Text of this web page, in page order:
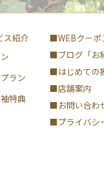
ス紹介
ラン
特典
■WEBクーポ
■ブログ「お
■はじめての
■店舗案内
■お問い合わ
■プライバシ